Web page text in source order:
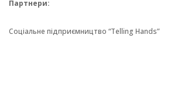
Партнери:
Соціальне підприємництво “Telling Hands”